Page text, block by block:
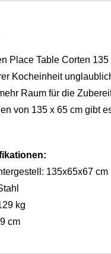
Place Table Corten 135
Kocheinheit
Raum für die
von 135 x 65 cm gibt
135x65x67 cm
kg
cm